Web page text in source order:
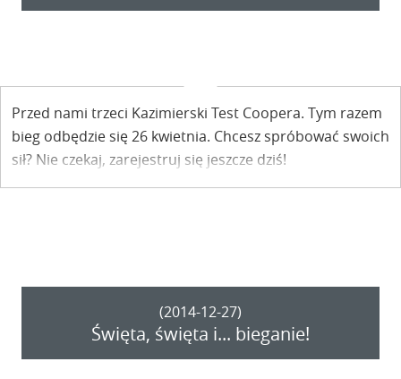
Przed nami trzeci Kazimierski Test Coopera. Tym razem
bieg odbędzie się 26 kwietnia. Chcesz spróbować swoich
sił? Nie czekaj, zarejestruj się jeszcze dziś!
(2014-12-27)
Święta, święta i... bieganie!